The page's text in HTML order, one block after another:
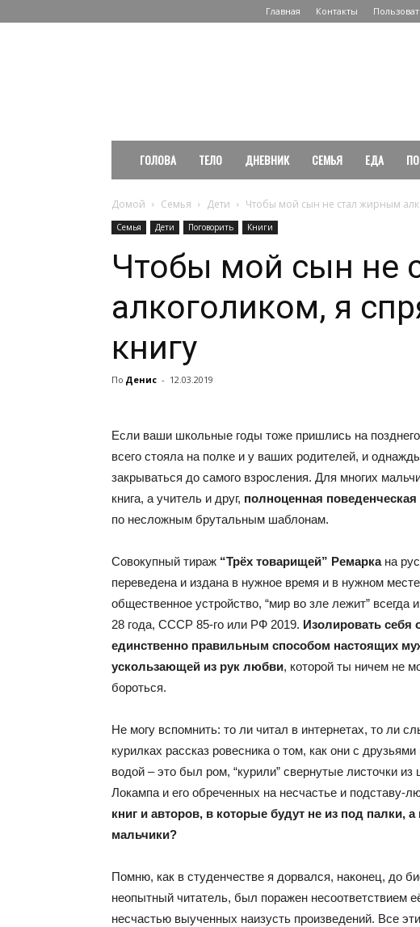
Главная Контакты
здоровом
образе
ГОЛОВА ТЕЛО ДНЕВНИК СЕМЬЯ ЕДА
Домой Семья Дети Чтобы мой сын не стал жирным
Семья Дети Поговорить Книги
Чтобы мой сын не
алкоголиком, я
книгу
По Денис - 12.03.2019
Если ваши школьные годы тоже пришлись на
всего стояла на полке и у ваших родителей, и
закрываться до самого взросления. Для многих
книга, а учитель и друг, полноценная
по несложным брутальным шаблонам.
Совокупный тираж “Трёх товарищей” Ремаркана
переведена и издана в нужное время и в нужном
общественное устройство, “мир во зле лежит” всегда
28 года, СССР 85-го или РФ 2019. Изолировать себя
единственно правильным способом настоящих
ускользающей из рук любви, которой ты ничем не
бороться.
Не могу вспомнить: то ли читал в интернетах, то ли
курилках рассказ ровесника о том, как они с
водой – это был ром, “курили” свернутые листочки
Локампа и его обреченных на несчастье и подставу-
книг и авторов, в которые будут не из под палки,
мальчики?
Помню, как в студенчестве я дорвался, наконец, до
неопытный читатель, был поражен несоответствием
несчастью выученных наизусть произведений. Все